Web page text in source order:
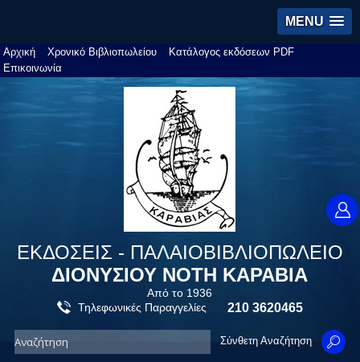
MENU
Αρχική Χρονικό Βιβλιοπωλείου
Κατάλογος εκδόσεων PDF
Επικοινωνία
ΕΚΔΟΣΕΙΣ - ΠΑΛΑΙΟΒΙΒΛΙΟΠΩΛΕΙΟ
ΔΙΟΝΥΣΙΟΥ ΝΟΤΗ ΚΑΡΑΒΙΑ
Από το 1936
Τηλεφωνικές Παραγγελίες
210 3620465
Σύνθετη Αναζήτηση